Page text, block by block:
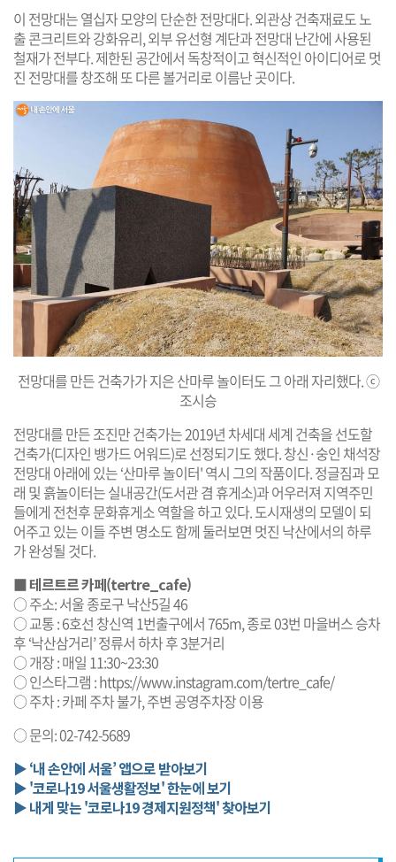
이 전망대는 열십자 모양의 단순한 전망대다. 외관상 건축재료도 노
출 콘크리트와 강화유리, 외부 유선형 계단과 전망대 난간에 사용된
철재가 전부다. 제한된 공간에서 독창적이고 혁신적인 아이디어로 멋
진 전망대를 창조해 또 다른 볼거리로 이름난 곳이다.
전망대를 만든 건축가가 지은 산마루 놀이터도 그 아래 자리했다. ⓒ
조시승
전망대를 만든 조진만 건축가는 2019년 차세대 세계 건축을 선도할
건축가(디자인 뱅가드 어워드)로 선정되기도 했다. 창신·숭인 채석장
전망대 아래에 있는 ‘산마루 놀이터' 역시 그의 작품이다. 정글짐과 모
래 및 흙놀이터는 실내공간(도서관 겸 휴게소)과 어우러져 지역주민
들에게 전천후 문화휴게소 역할을 하고 있다. 도시재생의 모델이 되
어주고 있는 이들 주변 명소도 함께 둘러보면 멋진 낙산에서의 하루
가 완성될 것다.
■테르트르 카페(tertre_cafe)
○ 주소: 서울 종로구 낙산5길 46
○ 교통 : 6호선 창신역 1번출구에서 765m, 종로 03번 마을버스 승차
후 ‘낙산삼거리’ 정류서 하차 후 3분거리
○ 개장 : 매일 11:30~23:30
○ 인스타그램 :https://www.instagram.com/tertre_cafe/
○ 주차 : 카페 주차 불가, 주변 공영주차장 이용
○ 문의: 02-742-5689
▶ ‘내 손안에 서울’ 앱으로 받아보기
▶ '코로나19 서울생활정보' 한눈에 보기
▶ 내게 맞는 '코로나19 경제지원정책' 찾아보기